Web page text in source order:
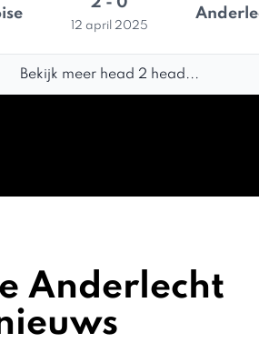
12 april 2025
Bekijk meer head 2 head...
Anderlecht